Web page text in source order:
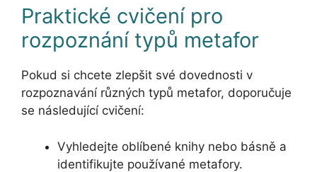
Praktické cvičení pro
rozpoznání typů metafor
Pokud si chcete zlepšit své dovednosti v
rozpoznavání různých typů metafor, doporučuje
se následující cvičení:
Vyhledejte oblíbené knihy nebo básně a
identifikujte používané metafory.